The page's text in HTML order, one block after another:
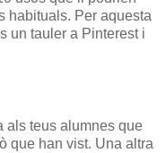
habituals. Per aquesta
un tauler a Pinterest i
als teus alumnes que
que han vist. Una altra